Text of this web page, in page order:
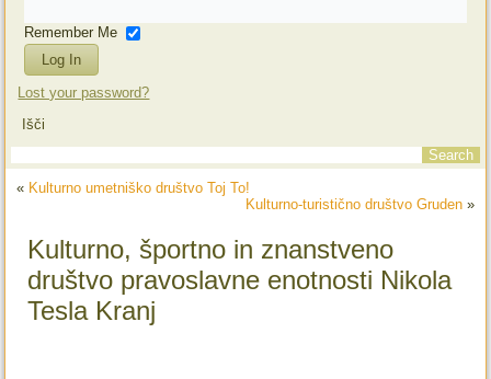
Remember Me
Lost your password?
Išči
« Kulturno umetniško društvo Toj To!
Kulturno-turistično društvo Gruden»
Kulturno, športno in znanstveno
društvo pravoslavne enotnosti Nikola
Tesla Kranj